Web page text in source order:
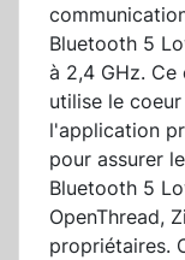
Bluetooth 5
à 2,4 GHz. Ce
utilise le
l'application
pour assurer
Bluetooth 5
OpenThread,
propriétaires.